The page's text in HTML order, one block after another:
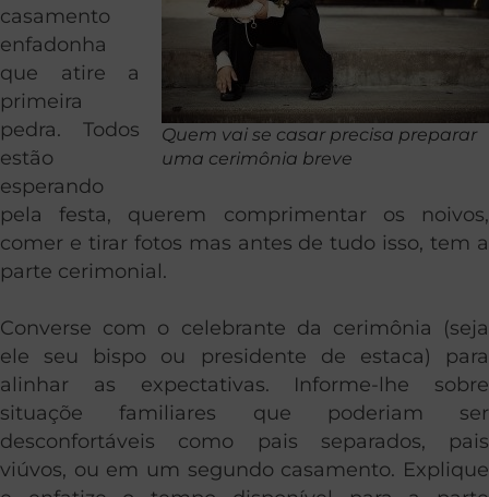
Quem vai se casar precisa preparar
uma cerimônia breve
casamento
enfadonha
que atire a
primeira
pedra. Todos
estão
esperando
pela festa, querem comprimentar os noivos,
comer e tirar fotos mas antes de tudo isso, tem a
parte cerimonial.
Converse com o celebrante da cerimônia (seja
ele seu bispo ou presidente de estaca) para
alinhar as expectativas. Informe-lhe sobre
situaçõe familiares que poderiam ser
desconfortáveis como pais separados, pais
viúvos, ou em um segundo casamento. Explique